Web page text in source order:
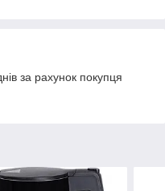
за рахунок покупця